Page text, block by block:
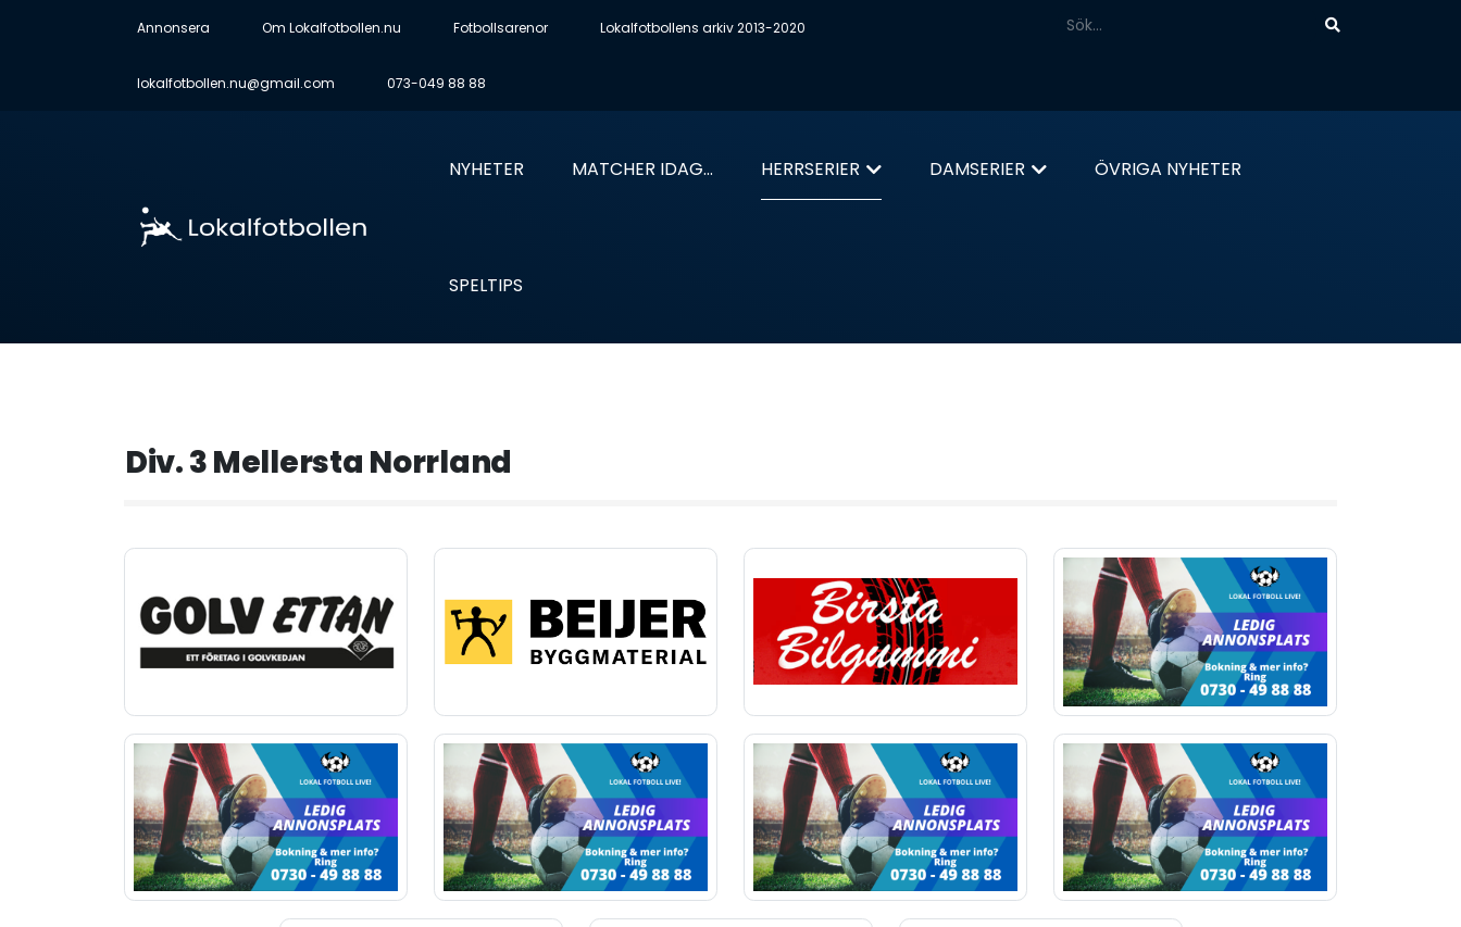
Annonsera Om Lokalfotbollen.nu Fotbollsarenor Lokalfotbollens arkiv 2013-2020
lokalfotbollen.nu@gmail.com 073-049 88 88
NYHETER MATCHER IDAG... HERRSERIER DAMSERIER ÖVRIGA NYHETER
SPELTIPS
Div. 3 Mellersta Norrland